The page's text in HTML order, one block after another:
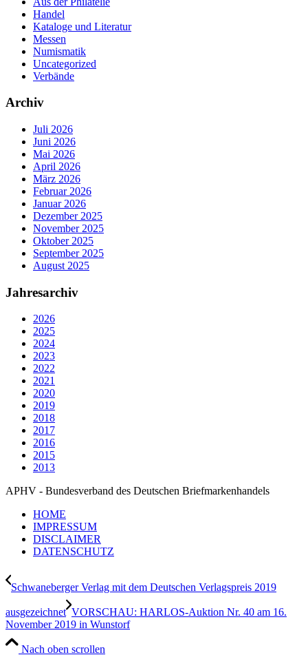
Handel
Kataloge und Literatur
Messen
Numismatik
Uncategorized
Verbände
Archiv
Juli 2026
Juni 2026
Mai 2026
April 2026
März 2026
Februar 2026
Januar 2026
Dezember 2025
November 2025
Oktober 2025
September 2025
August 2025
Jahresarchiv
2026
2025
2024
2023
2022
2021
2020
2019
2018
2017
2016
2015
2013
APHV - Bundesverband des Deutschen Briefmarkenhandels
HOME
IMPRESSUM
DISCLAIMER
DATENSCHUTZ
Schwaneberger Verlag mit dem Deutschen Verlagspreis 2019
ausgezeichnet VORSCHAU: HARLOS-Auktion Nr. 40 am 16.
November 2019 in Wunstorf
Nach oben scrollen